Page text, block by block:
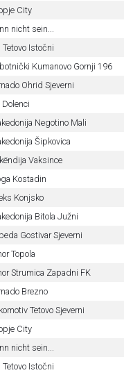
City
nicht sein...
Tetovo Istočni
Kumanovo Gornji 196
Ohrid Sjeverni
Dolenci
Negotino Mali
Šipkovica
Vaksince
Kostadin
Konjsko
Bitola Južni
Gostivar Sjeverni
Topola
Strumica Zapadni FK
Brezno
Tetovo Sjeverni
City
nicht sein...
Tetovo Istočni